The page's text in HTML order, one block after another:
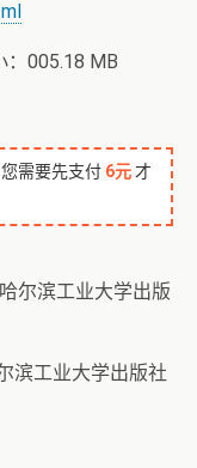
005.18 MB
需要先支付 6元 才
尔滨工业大学出版
滨工业大学出版社